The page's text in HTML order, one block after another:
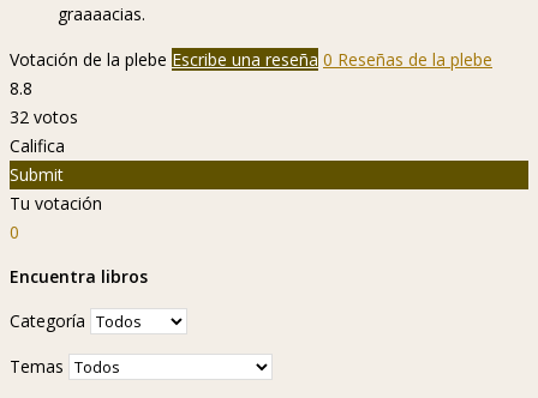
graaaacias.
Votación de la plebe Escribe una reseña 0 Reseñas de la plebe
8.8
32 votos
Califica
Submit
Tu votación
0
Encuentra libros
Categoría
Temas